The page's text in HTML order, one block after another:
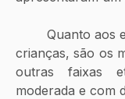
	Quanto aos efeitos colaterais da imunização nas
crianças, são os
outras faixas
moderada e com